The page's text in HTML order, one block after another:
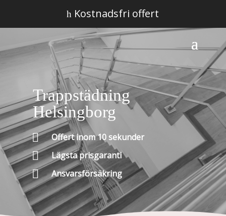
h Kostnadsfri offert
Trappstädning
Helsingborg
 Offert inom 10 sekunder
 Lägsta prisgaranti
 Ansvarsförsäkring